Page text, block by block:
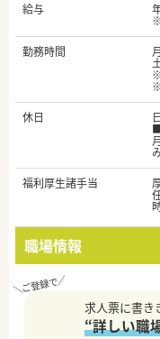
給与
勤務時間
休日
福利厚生諸手当
職場情報
求人票に書き
“詳しい職